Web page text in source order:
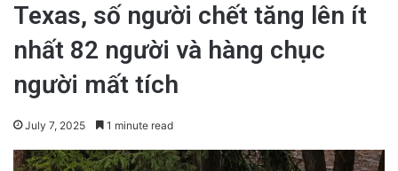
Texas, số người chết tăng lên ít
nhất 82 người và hàng chục
người mất tích
July 7, 2025 1 minute read